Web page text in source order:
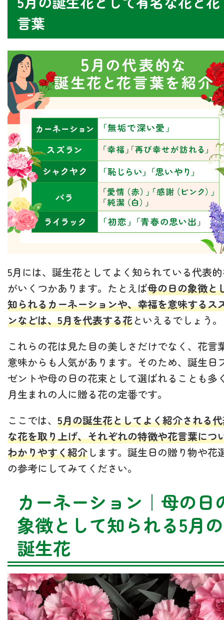
言葉
5月には、誕生花としてよく知られている代表
がいくつかあります。たとえば母の日の象徴と
知られるカーネーションや、幸福を意味するス
ンなどは、5月を代表する花といえるでしょう。
これらの花は見た目の美しさだけでなく、花言
意味からも人気があります。そのため、誕生日
ゼントや母の日の花束として選ばれることも多
月生まれの人に贈る花の定番です。
ここでは、 5月の誕生花としてよく紹介される
な花を取り上げ、それぞれの特徴や花言葉につ
わかりやすく紹介 します。誕生日の贈り物や花
の参考にしてみてください。
カーネーション｜母の日
象徴として知られる5月の
誕生花